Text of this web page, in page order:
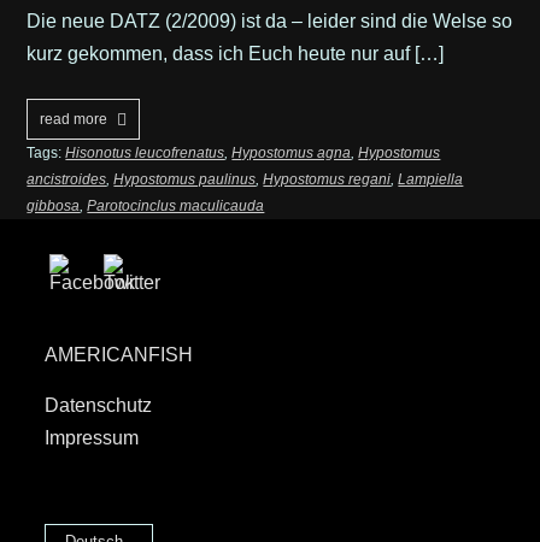
Die neue DATZ (2/2009) ist da – leider sind die Welse so
kurz gekommen, dass ich Euch heute nur auf […]
read more
Tags:Hisonotus leucofrenatus,Hypostomus agna,Hypostomus
ancistroides,Hypostomus paulinus,Hypostomus regani,Lampiella
gibbosa,Parotocinclus maculicauda
AMERICANFISH
Datenschutz
Impressum